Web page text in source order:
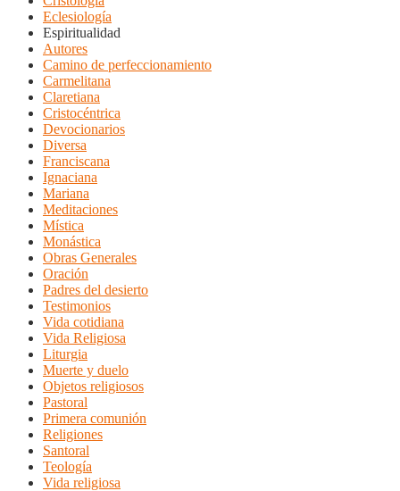
Eclesiología
Espiritualidad
Autores
Camino de perfeccionamiento
Carmelitana
Claretiana
Cristocéntrica
Devocionarios
Diversa
Franciscana
Ignaciana
Mariana
Meditaciones
Mística
Monástica
Obras Generales
Oración
Padres del desierto
Testimonios
Vida cotidiana
Vida Religiosa
Liturgia
Muerte y duelo
Objetos religiosos
Pastoral
Primera comunión
Religiones
Santoral
Teología
Vida religiosa